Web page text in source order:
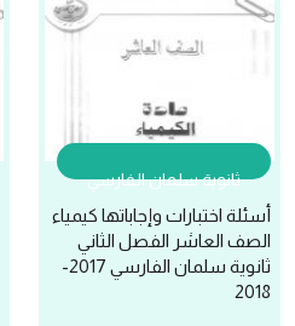
ثانوية سلمان الفارسي
أسئلة اختبارات وإجاباتها كيمياء
الصف العاشر الفصل الثاني
ثانوية سلمان الفارسي 2017-
2018